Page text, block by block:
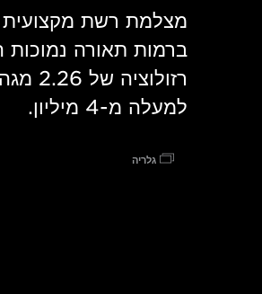
למעלה מ-4 מיליון.
גלריה